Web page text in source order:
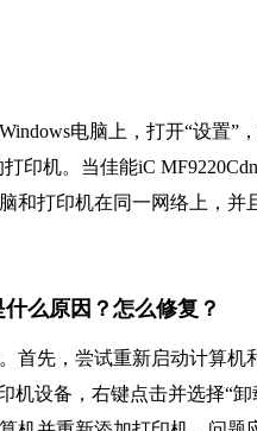
电脑上，打开“设置”
印机。当佳能iC
和打印机在同一网络上，并
么原因？怎么修复？
首先，尝试重新启动计算机
设备，右键点击并选择“